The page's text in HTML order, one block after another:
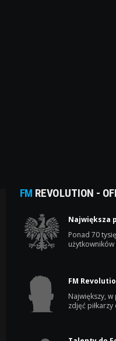
FM REVOLUTION -
Największa
Ponad 70
FM
Największy,
zdjęć